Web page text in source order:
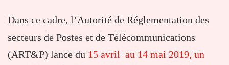
Dans ce cadre, l’Autorité de Réglementation des
secteurs de Postes et de Télécommunications
(ART&P) lance du 15 avril au 14 mai 2019, un